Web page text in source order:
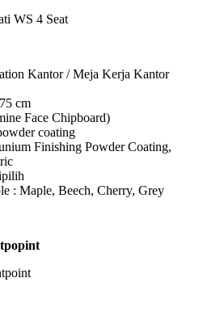
Kantor / Meja Kerja Kantor
cm
Face Chipboard)
coating
Finishing Powder Coating,
: Maple, Beech, Cherry, Grey